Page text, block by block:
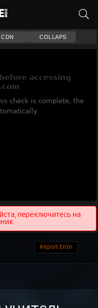
CDN COLLAPS
переключитесь на
Report Error